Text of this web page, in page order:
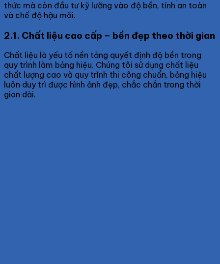
thức mà còn đầu tư kỹ lưỡng vào độ bền, tính an toàn
và chế độ hậu mãi.
2.1. Chất liệu cao cấp – bền đẹp theo thời gian
Chất liệu là yếu tố nền tảng quyết định độ bền trong
quy trình làm bảng hiệu. Chúng tôi sử dụng chất liệu
chất lượng cao và quy trình thi công chuẩn, bảng hiệu
luôn duy trì được hình ảnh đẹp, chắc chắn trong thời
gian dài.